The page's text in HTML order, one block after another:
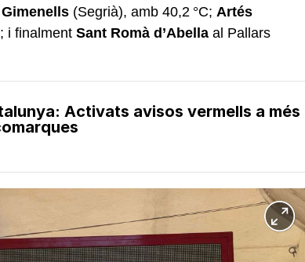
Gimenells (Segrià), amb 40,2 °C; Artés
i finalment Sant Romà d’Abella al Pallars
Activats avisos vermells a més